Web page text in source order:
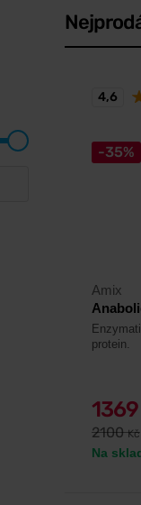
-35%
Amix
protein.
1369
2100Kč
Na
4,6